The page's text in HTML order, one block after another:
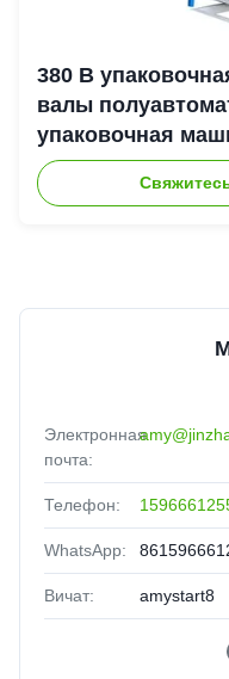
380 В
валы
упаковочная
Электронная
почта:
Телефон:
WhatsApp:
Вичат: amystart8